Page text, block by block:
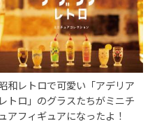
和レトロで可愛い「アデリア
レトロ」のグラスたちがミニチ
ュアフィギュアになったよ！